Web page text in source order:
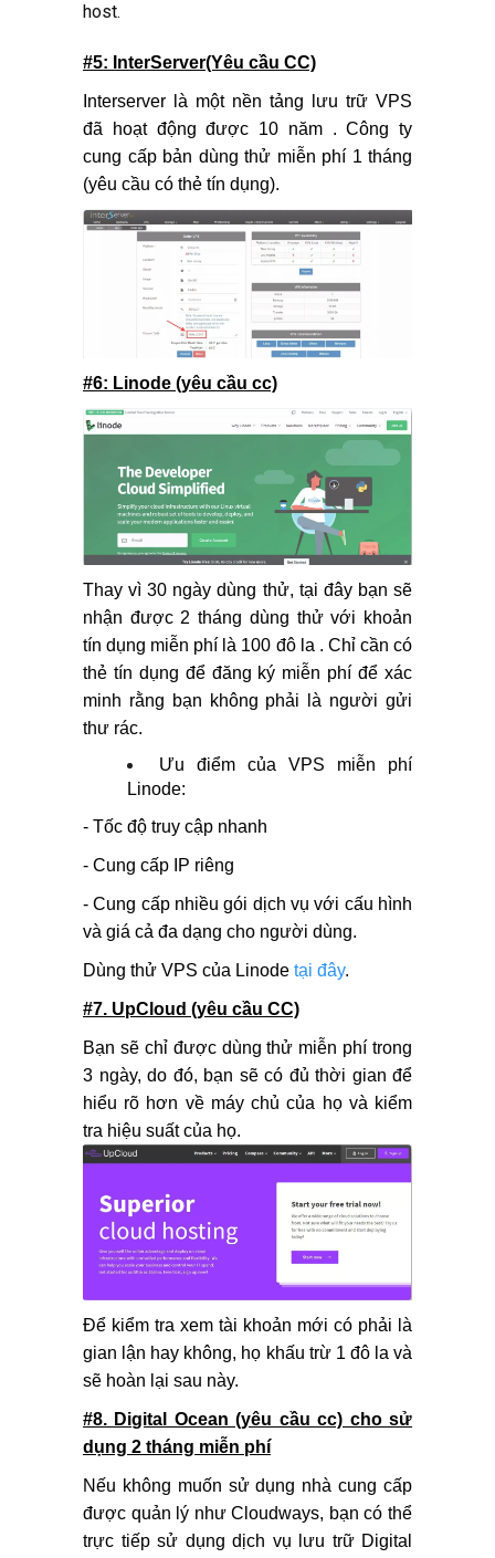
host.
#5: InterServer(Yêu cầu CC)
Interserver là một nền tảng lưu trữ VPS
đã hoạt động được 10 năm . Công ty
cung cấp bản dùng thử miễn phí 1 tháng
(yêu cầu có thẻ tín dụng).
#6: Linode (yêu cầu cc)
Thay vì 30 ngày dùng thử, tại đây bạn sẽ
nhận được 2 tháng dùng thử với khoản
tín dụng miễn phí là 100 đô la . Chỉ cần có
thẻ tín dụng để đăng ký miễn phí để xác
minh rằng bạn không phải là người gửi
thư rác.
Ưu điểm của VPS miễn phí
Linode:
- Tốc độ truy cập nhanh
- Cung cấp IP riêng
- Cung cấp nhiều gói dịch vụ với cấu hình
và giá cả đa dạng cho người dùng.
Dùng thử VPS của Linode tại đây.
#7. UpCloud (yêu cầu CC)
Bạn sẽ chỉ được dùng thử miễn phí trong
3 ngày, do đó, bạn sẽ có đủ thời gian để
hiểu rõ hơn về máy chủ của họ và kiểm
tra hiệu suất của họ.
Để kiểm tra xem tài khoản mới có phải là
gian lận hay không, họ khấu trừ 1 đô la và
sẽ hoàn lại sau này.
#8. Digital Ocean (yêu cầu cc) cho sử
dụng 2 tháng miễn phí
Nếu không muốn sử dụng nhà cung cấp
được quản lý như Cloudways, bạn có thể
trực tiếp sử dụng dịch vụ lưu trữ Digital